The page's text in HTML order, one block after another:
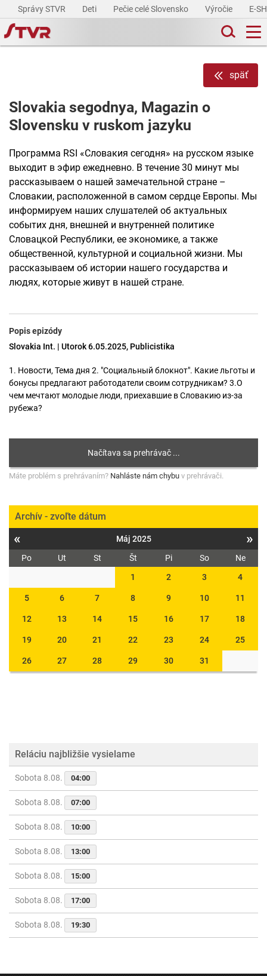
Správy STVR Deti Pečie celé Slovensko Výročie E-
späť
Slovakia segodnya, Magazin o
Slovensku v ruskom jazyku
Программа RSI «Словакия сегодня» на русском языке
выходит в эфир ежедневно. В течение 30 минут мы
рассказываем о нашей замечательной стране –
Словакии, расположенной в самом сердце Европы. Мы
информируем наших слушателей об актуальных
событих дня, внешней и внутренней политике
Словацкой Республики, ее экономике, а также
общественной, культурной и социальной жизни. Мы
рассказываем об истории нашего государства и
людях, которые живут в нашей стране.
Popis epizódy
Slovakia Int. | Utorok 6.05.2025, Publicistika
1. Новости, Тема дня 2. "Социальный блокнот". Какие льготы и
бонусы предлагают работодатели своим сотрудникам? 3.О
чем мечтают молодые люди, приехавшие в Словакию из-за
рубежа?
Máte problém s prehrávaním? Nahláste nám chybu v prehrávači.
Archív - zvoľte dátum
« Máj 2025 »
Po Ut St Št Pi So
Ne
1
2 3 4
5 6 7 8 9 10 11
12 13 14 15 16 17 18
19 20 21 22 23 24 25
26 27 28 29 30 31
Reláciu najbližšie vysielame
Sobota 8.08. 04:00
Sobota 8.08. 07:00
Sobota 8.08. 10:00
Sobota 8.08. 13:00
Sobota 8.08. 15:00
Sobota 8.08. 17:00
Sobota 8.08. 19:30